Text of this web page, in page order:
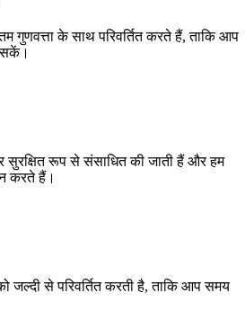
गुणवत्ता के साथ परिवर्तित करते हैं, ताकि आप
सकें।
सुरक्षित रूप से संसाधित की जाती हैं और हम
करते हैं।
जल्दी से परिवर्तित करती है, ताकि आप समय